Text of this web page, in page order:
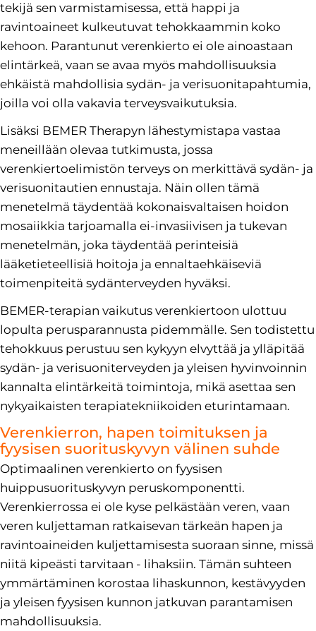
tekijä sen varmistamisessa, että happi ja
ravintoaineet kulkeutuvat tehokkaammin koko
kehoon. Parantunut verenkierto ei ole ainoastaan
elintärkeä, vaan se avaa myös mahdollisuuksia
ehkäistä mahdollisia sydän- ja verisuonitapahtumia,
joilla voi olla vakavia terveysvaikutuksia.
Lisäksi BEMER Therapyn lähestymistapa vastaa
meneillään olevaa tutkimusta, jossa
verenkiertoelimistön terveys on merkittävä sydän- ja
verisuonitautien ennustaja. Näin ollen tämä
menetelmä täydentää kokonaisvaltaisen hoidon
mosaiikkia tarjoamalla ei-invasiivisen ja tukevan
menetelmän, joka täydentää perinteisiä
lääketieteellisiä hoitoja ja ennaltaehkäiseviä
toimenpiteitä sydänterveyden hyväksi.
BEMER-terapian vaikutus verenkiertoon ulottuu
lopulta perusparannusta pidemmälle. Sen todistettu
tehokkuus perustuu sen kykyyn elvyttää ja ylläpitää
sydän- ja verisuoniterveyden ja yleisen hyvinvoinnin
kannalta elintärkeitä toimintoja, mikä asettaa sen
nykyaikaisten terapiatekniikoiden eturintamaan.
Verenkierron, hapen toimituksen ja
fyysisen suorituskyvyn välinen suhde
Optimaalinen verenkierto on fyysisen
huippusuorituskyvyn peruskomponentti.
Verenkierrossa ei ole kyse pelkästään veren, vaan
veren kuljettaman ratkaisevan tärkeän hapen ja
ravintoaineiden kuljettamisesta suoraan sinne, missä
niitä kipeästi tarvitaan - lihaksiin. Tämän suhteen
ymmärtäminen korostaa lihaskunnon, kestävyyden
ja yleisen fyysisen kunnon jatkuvan parantamisen
mahdollisuuksia.